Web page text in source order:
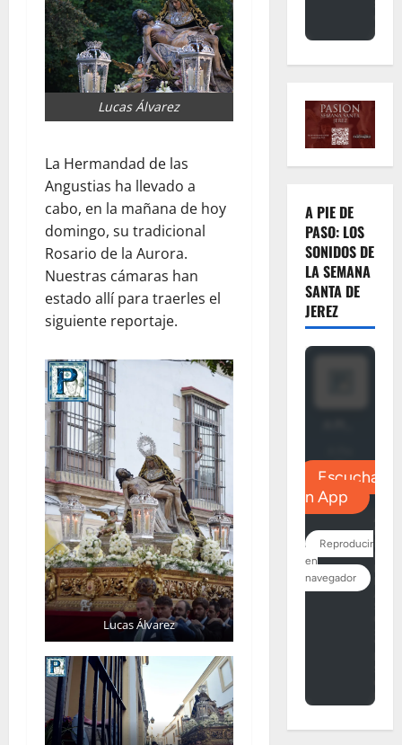
Lucas Álvarez
La Hermandad de las
Angustias ha llevado a
cabo, en la mañana de hoy
domingo, su tradicional
Rosario de la Aurora.
Nuestras cámaras han
estado allí para traerles el
siguiente reportaje.
Lucas Álvarez
A PIE DE
PASO: LOS
SONIDOS DE
LA SEMANA
SANTA DE
JEREZ